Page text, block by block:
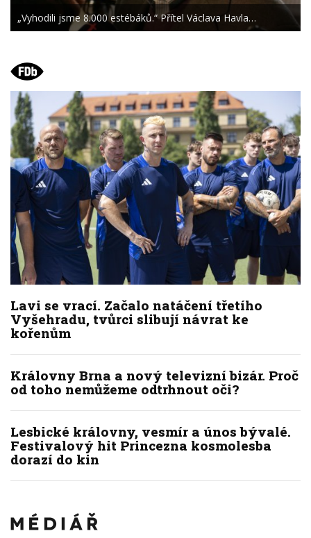
„Vyhodili jsme 8.000 estébáků.“ Přítel Václava Havla…
Lavi se vrací. Začalo natáčení třetího
Vyšehradu, tvůrci slibují návrat ke
kořenům
Královny Brna a nový televizní bizár. Proč
od toho nemůžeme odtrhnout oči?
Lesbické královny, vesmír a únos bývalé.
Festivalový hit Princezna kosmolesba
dorazí do kin